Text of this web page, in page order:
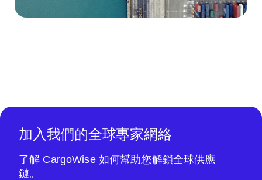
加入我們的全球專家網絡
了解 CargoWise 如何幫助您解鎖全球供應
鏈。